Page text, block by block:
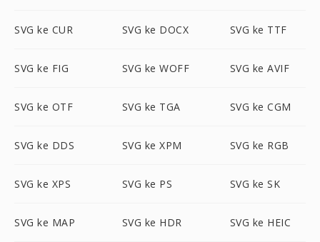
SVG ke CUR SVG ke DOCX SVG ke TTF
SVG ke FIG SVG ke WOFF SVG ke AVIF
SVG ke OTF SVG ke TGA SVG ke CGM
SVG ke DDS SVG ke XPM SVG ke RGB
SVG ke XPS SVG ke PS SVG ke SK
SVG ke MAP SVG ke HDR SVG ke HEIC